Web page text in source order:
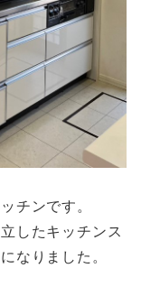
チンです。
したキッチンス
なりました。